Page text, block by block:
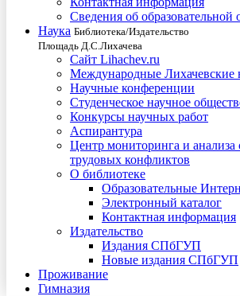
Сведения об образовательной
Наука Библиотека/Издательство
Площадь Д.С.Лихачева
Сайт Lihachev.ru
Международные Лихачевские
Научные конференции
Студенческое научное
Конкурсы научных работ
Аспирантура
Центр мониторинга и анализа
трудовых конфликтов
О библиотеке
Образовательные
Электронный каталог
Контактная информация
Издательство
Издания СПбГУП
Новые издания СПбГУП
Проживание
Гимназия